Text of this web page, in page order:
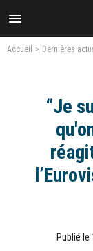
menu
Accueil Dernières
“Je
Publié le